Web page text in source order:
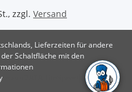
zzgl. Versand
Lieferzeiten für andere
Schaltfläche mit den
ecomDATA LiteSpeed Cache